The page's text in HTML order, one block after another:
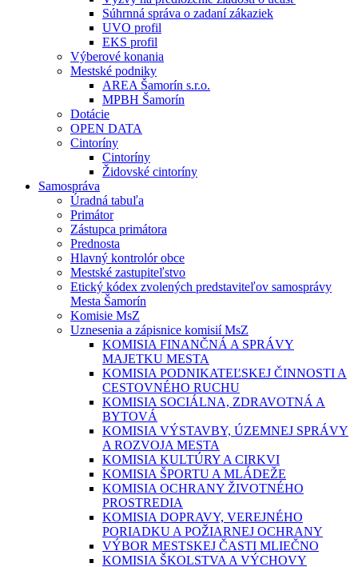
Súhrnná správa o zadaní zákaziek
UVO profil
EKS profil
Výberové konania
Mestské podniky
AREA Šamorín s.r.o.
MPBH Šamorín
Dotácie
OPEN DATA
Cintoríny
Cintoríny
Židovské cintoríny
Samospráva
Úradná tabuľa
Primátor
Zástupca primátora
Prednosta
Hlavný kontrolór obce
Mestské zastupiteľstvo
Etický kódex zvolených predstaviteľov samosprávy
Mesta Šamorín
Komisie MsZ
Uznesenia a zápisnice komisií MsZ
KOMISIA FINANČNÁ A SPRÁVY
MAJETKU MESTA
KOMISIA PODNIKATEĽSKEJ ČINNOSTI A
CESTOVNÉHO RUCHU
KOMISIA SOCIÁLNA, ZDRAVOTNÁ A
BYTOVÁ
KOMISIA VÝSTAVBY, ÚZEMNEJ SPRÁVY
A ROZVOJA MESTA
KOMISIA KULTÚRY A CIRKVI
KOMISIA ŠPORTU A MLÁDEŽE
KOMISIA OCHRANY ŽIVOTNÉHO
PROSTREDIA
KOMISIA DOPRAVY, VEREJNÉHO
PORIADKU A POŽIARNEJ OCHRANY
VÝBOR MESTSKEJ ČASTI MLIEČNO
KOMISIA ŠKOLSTVA A VÝCHOVY